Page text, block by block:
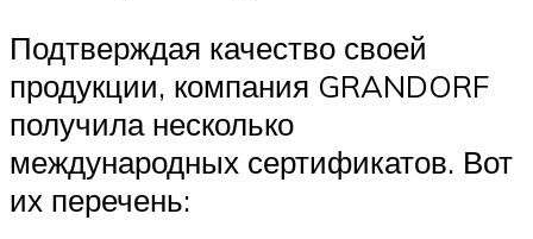
Подтверждая качество своей
продукции, компания GRANDORF
получила несколько
международных сертификатов. Вот
их перечень: